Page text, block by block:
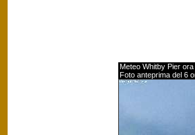
Meteo Whitby Pier ora
Foto anteprima del 6